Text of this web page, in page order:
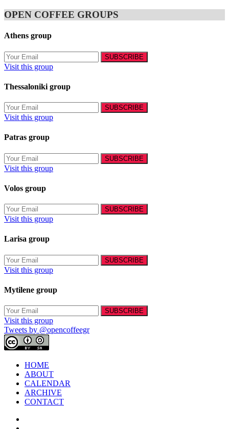
OPEN COFFEE GROUPS
Athens group
Visit this group
Thessaloniki group
Visit this group
Patras group
Visit this group
Volos group
Visit this group
Larisa group
Visit this group
Mytilene group
Visit this group
Tweets by @opencoffeegr
HOME
ABOUT
CALENDAR
ARCHIVE
CONTACT